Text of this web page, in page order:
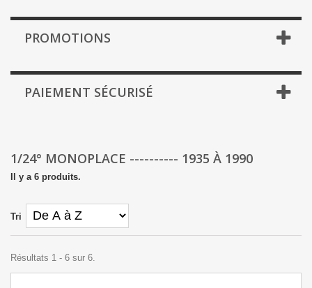
PROMOTIONS
PAIEMENT SÉCURISÉ
1/24° MONOPLACE ---------- 1935 À 1990
Il y a 6 produits.
Tri
Résultats 1 - 6 sur 6.